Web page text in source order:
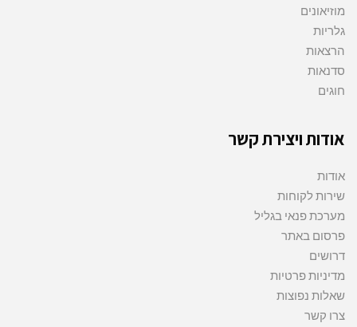
מוזיאונים
גלריות
הרצאות
סדנאות
חוגים
אודות ויצירת קשר
אודות
שירות לקוחות
מערכת פנאי בגליל
פרסום באתר
דרושים
מדיניות פרטיות
שאלות נפוצות
צרו קשר